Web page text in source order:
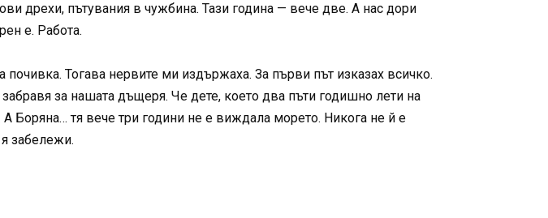
дрехи, пътувания в чужбина. Тази година — вече две. А нас дори
е. Работа.
Тогава нервите ми издържаха. За първи път изказах всичко.
за нашата дъщеря. Че дете, което два пъти годишно лети на
Боряна… тя вече три години не е виждала морето. Никога не й е
забележи.